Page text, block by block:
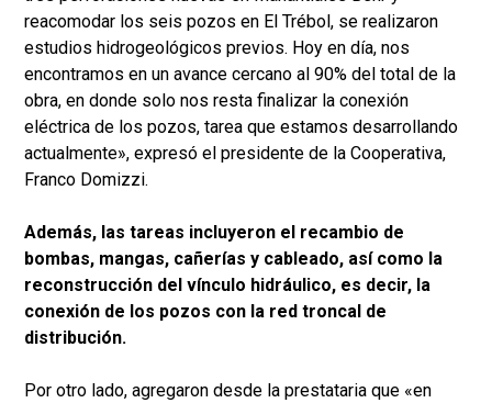
reacomodar los seis pozos en El Trébol, se realizaron
estudios hidrogeológicos previos. Hoy en día, nos
encontramos en un avance cercano al 90% del total de la
obra, en donde solo nos resta finalizar la conexión
eléctrica de los pozos, tarea que estamos desarrollando
actualmente», expresó el presidente de la Cooperativa,
Franco Domizzi.
Además, las tareas incluyeron el recambio de
bombas, mangas, cañerías y cableado, así como la
reconstrucción del vínculo hidráulico, es decir, la
conexión de los pozos con la red troncal de
distribución.
Por otro lado, agregaron desde la prestataria que «en